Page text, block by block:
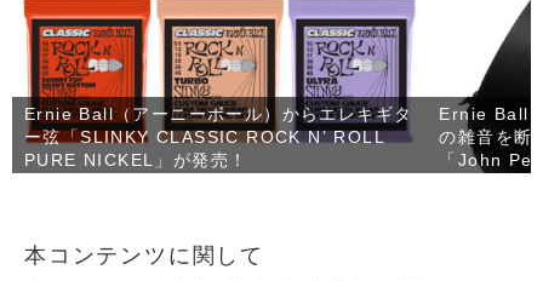
Ernie Ball（アーニーボール）からエレキギタ
ー弦「SLINKY CLASSIC ROCK N’ ROLL
PURE NICKEL」が発売！
Ernie Ball
の雑音を断
「John
本コンテンツに関して